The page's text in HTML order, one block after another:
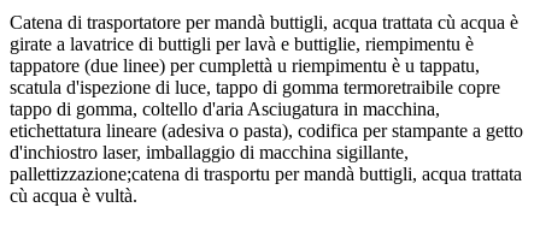
Catena di trasportatore per mandà buttigli, acqua trattata cù acqua è
girate a lavatrice di buttigli per lavà e buttiglie, riempimentu è
tappatore (due linee) per cumplettà u riempimentu è u tappatu,
scatula d'ispezione di luce, tappo di gomma termoretraibile copre
tappo di gomma, coltello d'aria Asciugatura in macchina,
etichettatura lineare (adesiva o pasta), codifica per stampante a getto
d'inchiostro laser, imballaggio di macchina sigillante,
pallettizzazione;catena di trasportu per mandà buttigli, acqua trattata
cù acqua è vultà.